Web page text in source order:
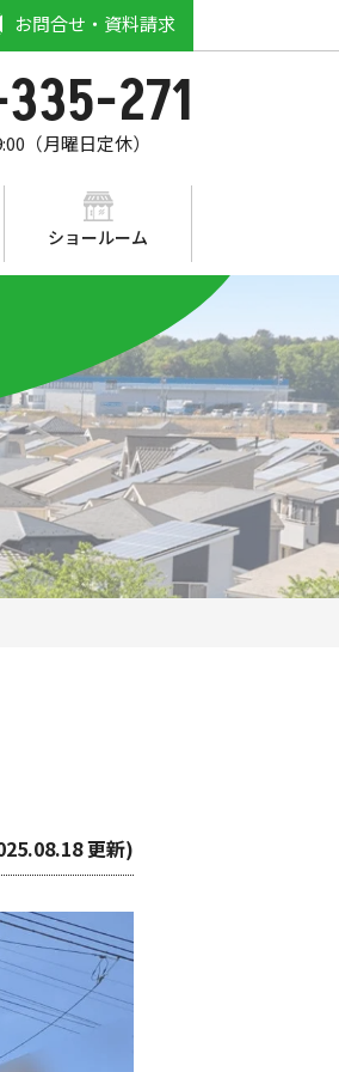
お問合せ・資料請求
271
（月曜日定休）
ショールーム
更新)